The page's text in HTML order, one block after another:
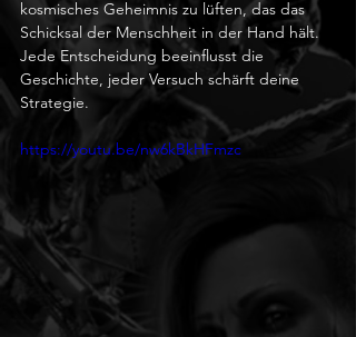
kosmisches Geheimnis zu lüften, das das
Schicksal der Menschheit in der Hand hält.
Jede Entscheidung beeinflusst die
Geschichte, jeder Versuch schärft deine
Strategie.
https://youtu.be/nw6kBkHFmzc